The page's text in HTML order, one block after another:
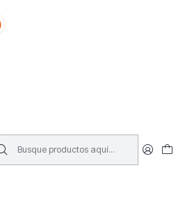
se concretan aquí !!!
( para revolver preparaciones